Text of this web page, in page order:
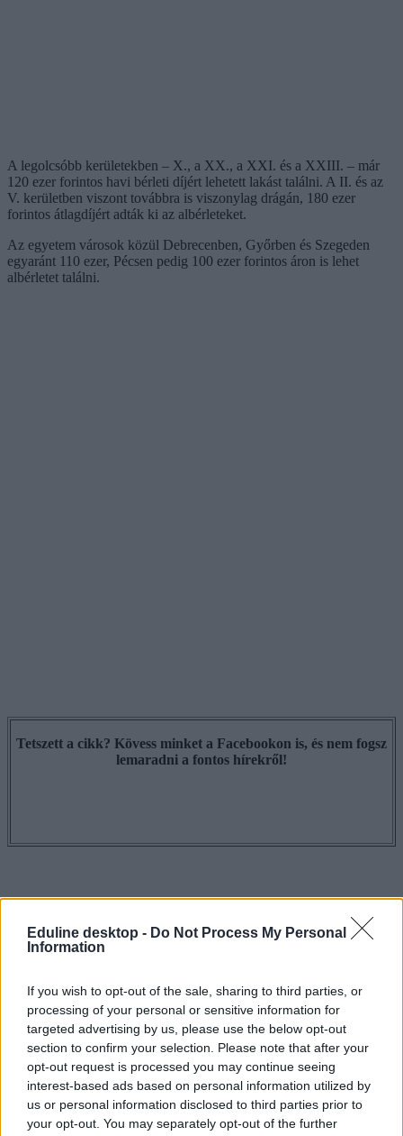
Eduline desktop - Do Not Process My Personal
Information
If you wish to opt-out of the sale, sharing to third parties, or
processing of your personal or sensitive information for
targeted advertising by us, please use the below opt-out
section to confirm your selection. Please note that after your
opt-out request is processed you may continue seeing
interest-based ads based on personal information utilized by
us or personal information disclosed to third parties prior to
your opt-out. You may separately opt-out of the further
A legolcsóbb kerületekben – X., a XX., a XXI. és a XXIII. – már
120 ezer forintos havi bérleti díjért lehetett lakást találni. A II. és az
V. kerületben viszont továbbra is viszonylag drágán, 180 ezer
forintos átlagdíjért adták ki az albérleteket.
Az egyetem városok közül Debrecenben, Győrben és Szegeden
egyaránt 110 ezer, Pécsen pedig 100 ezer forintos áron is lehet
albérletet találni.
Tetszett a cikk? Kövess minket a Facebookon is, és nem fogsz
lemaradni a fontos hírekről!